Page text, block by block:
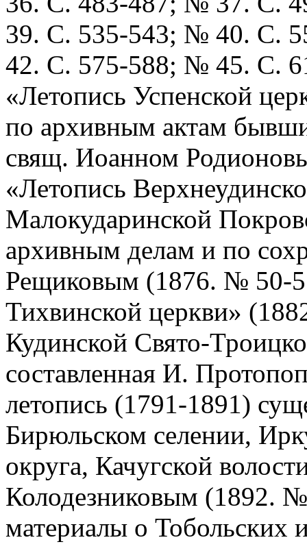
39. С. 535-543; № 40. С.
42. С. 575-588; № 45. С.
«Летопись Успенской
по архивным актам
свящ. Иоанном
«Летопись
Малокударинской
архивным делам и по
Рещиковым (1876. № 50-
Тихвинской церкви»
Кудинской Свято-
составленная И.
летопись (1791-1891)
Бирюльском селении,
округа, Качугской
Колодезниковым (1892.
материалы о Тобольских